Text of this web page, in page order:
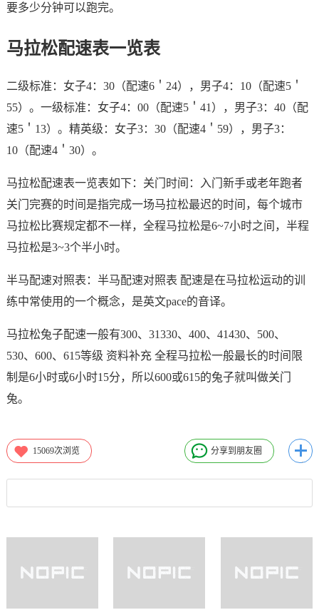
要多少分钟可以跑完。
马拉松配速表一览表
二级标准：女子4：30（配速6＇24），男子4：10（配速5＇
55）。一级标准：女子4：00（配速5＇41），男子3：40（配
速5＇13）。精英级：女子3：30（配速4＇59），男子3：
10（配速4＇30）。
马拉松配速表一览表如下：关门时间：入门新手或老年跑者
关门完赛的时间是指完成一场马拉松最迟的时间，每个城市
马拉松比赛规定都不一样，全程马拉松是6~7小时之间，半程
马拉松是3~3个半小时。
半马配速对照表：半马配速对照表 配速是在马拉松运动的训
练中常使用的一个概念，是英文pace的音译。
马拉松兔子配速一般有300、31330、400、41430、500、
530、600、615等级 资料补充 全程马拉松一般最长的时间限
制是6小时或6小时15分，所以600或615的兔子就叫做关门
兔。
15069次浏览 分享到朋友圈